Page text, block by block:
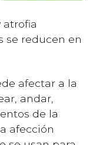
atrofia
se reducen en
afectar a la
andar,
de la
afección